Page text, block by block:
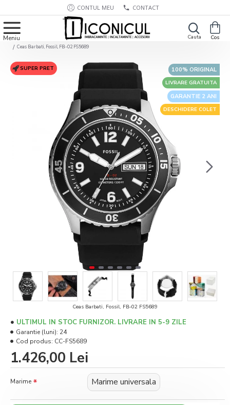
CONTUL MEU CONTACT
Ceas Barbati, Fossil, FB-02 FS5689
GARANTIE 2 ANI
100% ORIGINAL
LIVRARE GRATUITA
DESCHIDERE COLET
SUPER PRET
Ceas Barbati, Fossil, FB-02 FS5689
1.426,00 Lei
ULTIMUL IN STOC FURNIZOR. LIVRARE IN 5-9 ZILE
Garantie (luni): 24
Cod produs: CC-FS5689
Marime Marime universala